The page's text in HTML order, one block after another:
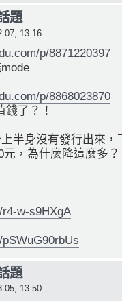
題
07, 13:16
p/8871220397
p/8868023870
錢了？！
半身沒有發行出來
元，為什麼降這麼多？
w-s9HXgA
題
05, 13:50